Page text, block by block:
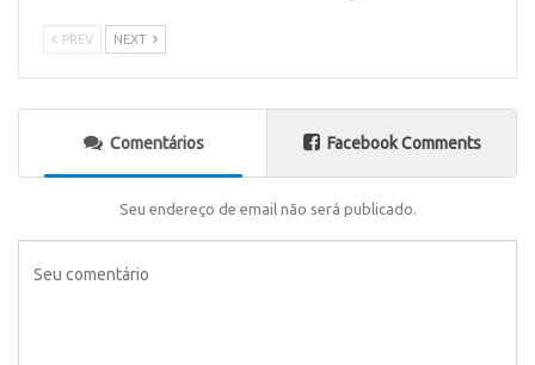
PREV NEXT
Comentários Facebook Comments
Seu endereço de email não será publicado.